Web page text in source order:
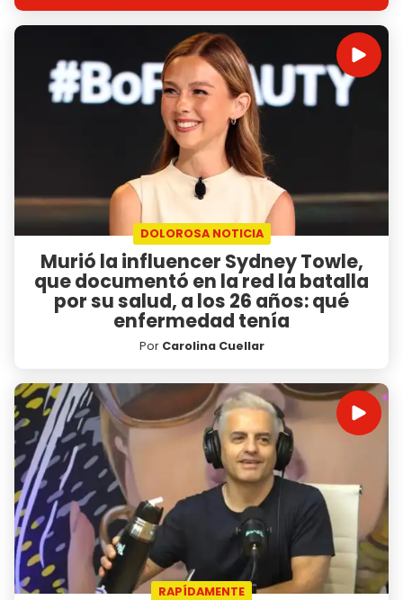
DOLOROSA NOTICIA
Murió la influencer Sydney Towle,
que documentó en la red la batalla
por su salud, a los 26 años: qué
enfermedad tenía
Por Carolina Cuellar
RAPÍDAMENTE